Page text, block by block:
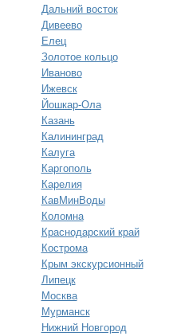
Дальний восток
Дивеево
Елец
Золотое кольцо
Иваново
Ижевск
Йошкар-Ола
Казань
Калининград
Калуга
Каргополь
Карелия
КавМинВоды
Коломна
Краснодарский край
Кострома
Крым экскурсионный
Липецк
Москва
Мурманск
Нижний Новгород